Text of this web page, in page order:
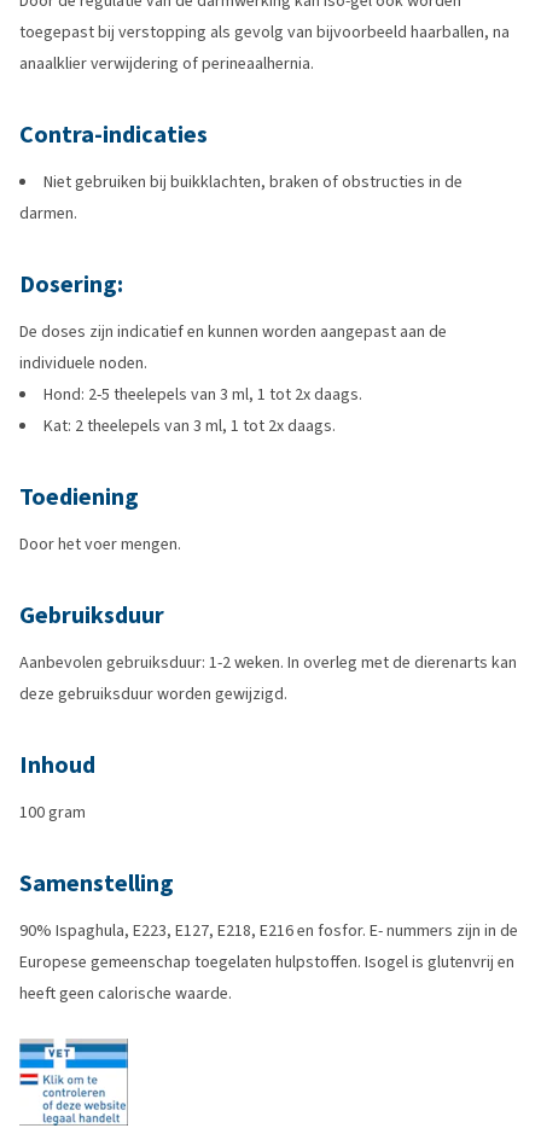
toegepast bij verstopping als gevolg van bijvoorbeeld haarballen, na
anaalklier verwijdering of perineaalhernia.
Contra-indicaties
Niet gebruiken bij buikklachten, braken of obstructies in de
darmen.
Dosering:
De doses zijn indicatief en kunnen worden aangepast aan de
individuele noden.
Hond: 2-5 theelepels van 3 ml, 1 tot 2x daags.
Kat: 2 theelepels van 3 ml, 1 tot 2x daags.
Toediening
Door het voer mengen.
Gebruiksduur
Aanbevolen gebruiksduur: 1-2 weken. In overleg met de dierenarts kan
deze gebruiksduur worden gewijzigd.
Inhoud
100 gram
Samenstelling
90% Ispaghula, E223, E127, E218, E216 en fosfor. E- nummers zijn in de
Europese gemeenschap toegelaten hulpstoffen. Isogel is glutenvrij en
heeft geen calorische waarde.